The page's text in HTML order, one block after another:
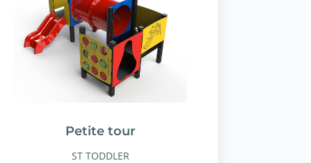
Petite tour
ST TODDLER